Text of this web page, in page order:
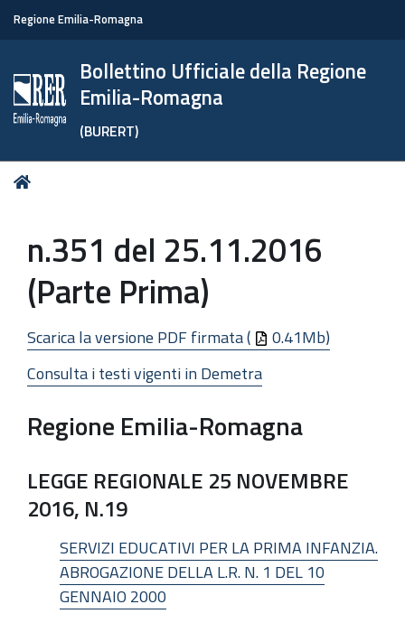
Regione Emilia-Romagna
Bollettino Ufficiale della Regione
Emilia-Romagna
(BURERT)
Tu
n.351 del 25.11.2016
(Parte Prima)
Scarica la versione PDF firmata (
0.41Mb)
Consulta i testi vigenti in Demetra
Regione Emilia-Romagna
LEGGE REGIONALE 25 NOVEMBRE
2016, N.19
SERVIZI EDUCATIVI PER LA PRIMA INFANZIA.
ABROGAZIONE DELLA L.R. N. 1 DEL 10
GENNAIO 2000